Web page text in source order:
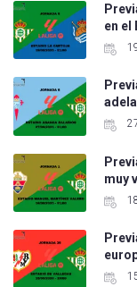
en el
muy